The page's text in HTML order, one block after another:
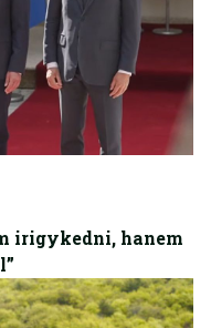
irigykedni, hanem